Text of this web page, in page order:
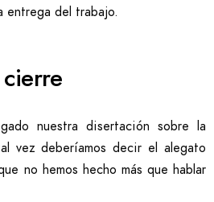
entrega del trabajo.
nuestra disertación sobre la
vez deberíamos decir el alegato
no hemos hecho más que hablar